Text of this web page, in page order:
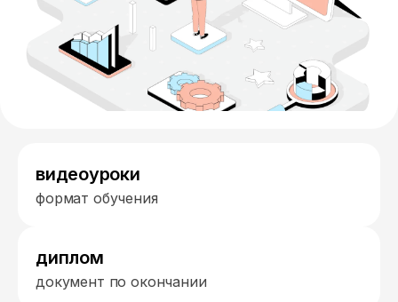
видеоуроки
формат обучения
диплом
документ по окончании